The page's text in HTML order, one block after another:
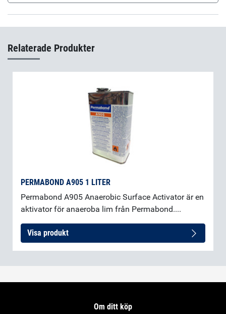
Permabond A1042 (sv-SE)
Relaterade Produkter
PERMABOND A905 1 LITER
Permabond A905 Anaerobic Surface Activator är en
aktivator för anaeroba lim från Permabond....
Visa produkt
Om ditt köp